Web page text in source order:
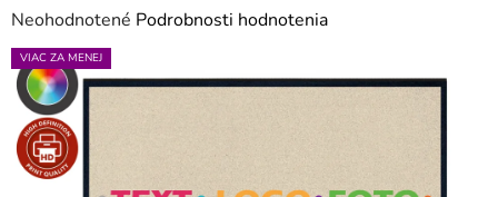
Priemerné
hodnotenie
produktu
je
0,0
Neohodnotené Podrobnosti hodnotenia
VIAC ZA MENEJ